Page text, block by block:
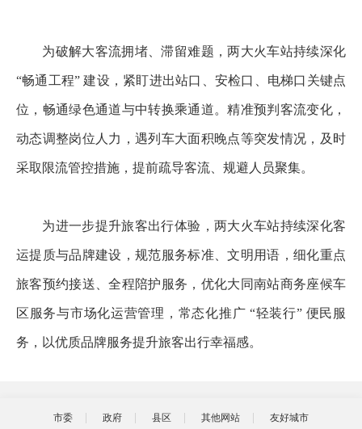
为破解大客流拥堵、滞留难题，两大火车站持续深化
“畅通工程” 建设，紧盯进出站口、安检口、电梯口关键点
位，畅通绿色通道与中转换乘通道。精准预判客流变化，
动态调整岗位人力，遇列车大面积晚点等突发情况，及时
采取限流管控措施，提前疏导客流、规避人员聚集。
为进一步提升旅客出行体验，两大火车站持续深化客
运提质与品牌建设，规范服务标准、文明用语，细化重点
旅客预约接送、全程陪护服务，优化大同南站商务座候车
区服务与市场化运营管理，常态化推广 “轻装行” 便民服
务，以优质品牌服务提升旅客出行幸福感。
市委 政府 县区 其他网站 友好城市